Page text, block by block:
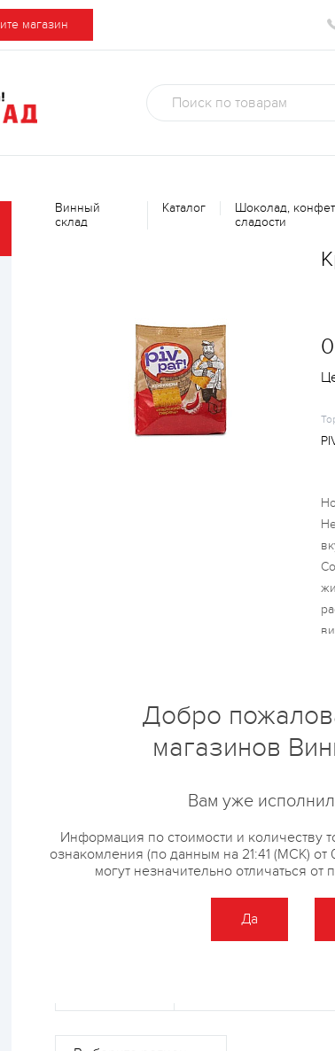
магазин
Винный
склад
Каталог
Шоколад,
сладости
0
Добро
магазинов
Вам уже
Информация по стоимости и количеству
ознакомления (по данным на 21:41 (МСК)
могут незначительно отличаться
Да